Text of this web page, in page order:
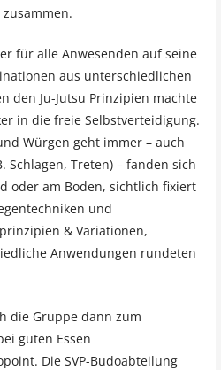
für alle Anwesenden auf seine
aus unterschiedlichen
den Ju-Jutsu Prinzipien machte
in die freie Selbstverteidigung.
Würgen geht immer – auch
Schlagen, Treten) – fanden sich
oder am Boden, sichtlich fixiert
und
& Variationen,
Anwendungen rundeten
die Gruppe dann zum
guten Essen
Die SVP-Budoabteilung